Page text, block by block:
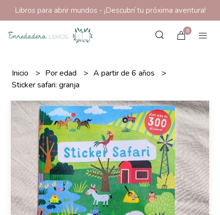
Libros para abrir mundos - ¡Descubrí tu próxima aventura!
0
Inicio Por edad
A partir de 6 años
Sticker safari: granja